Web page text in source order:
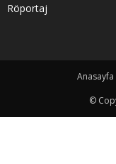
Röportaj
Anasayfa
©